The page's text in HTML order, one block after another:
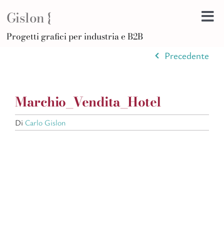
Gislon {
Progetti grafici per industria e B2B
Precedente
Marchio_Vendita_Hotel
Di Carlo Gislon